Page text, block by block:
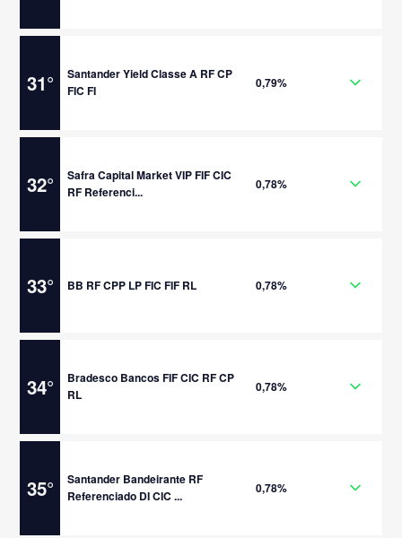
31°
Santander Yield Classe A RF CP
FIC FI
0,79%
32°
Safra Capital Market VIP FIF CIC
RF Referenci...
0,78%
33° BB RF CPP LP FIC FIF RL 0,78%
34°
Bradesco Bancos FIF CIC RF CP
RL
0,78%
35°
Santander Bandeirante RF
Referenciado DI CIC ...
0,78%